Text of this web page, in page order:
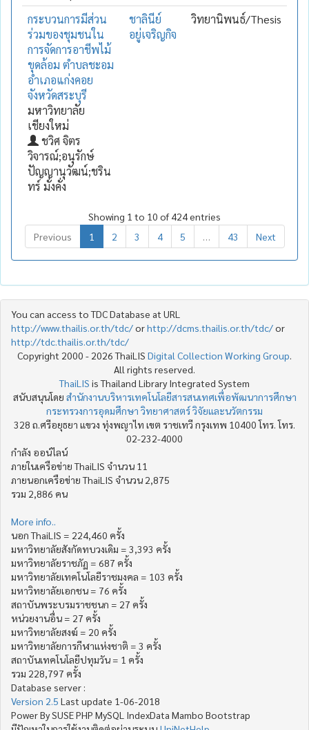
กระบวนการมีส่วน
ร่วมของชุมชนใน
การจัดการอาชีพไม้
ขุดล้อม ตำบลชะอม
อำเภอแก่งคอย
จังหวัดสระบุรี
มหาวิทยาลัย
เชียงใหม่
ชวิศ จิตร
วิจารณ์;อนุรักษ์
ปัญญานุวัฒน์;ชริน
ทร์ มั่งคั่ง
ชาลินีย์
อยู่เจริญกิจ
วิทยานิพนธ์/Thesis
Showing 1 to 10 of 424 entries
Previous
1 2 3 4 5 43 Next
You can access to TDC Database at URL
http://www.thailis.or.th/tdc/orhttp://dcms.thailis.or.th/tdc/or
http://tdc.thailis.or.th/tdc/
Copyright 2000 - 2026 ThaiLIS Digital Collection Working Group
All rights reserved.
ThaiLIS is Thailand Library Integrated System
สนับสนุนโดย สำนักงานบริหารเทคโนโลยีสารสนเทศเพื่อพัฒนาการศึกษา
กระทรวงการอุดมศึกษา วิทยาศาสตร์ วิจัยและนวัตกรรม
328 ถ.ศรีอยุธยา แขวง ทุ่งพญาไท เขต ราชเทวี กรุงเทพ 10400 โทร. โทร.
02-232-4000
กำลัง ออน์ไลน์
ภายในเครือข่าย ThaiLIS จำนวน 11
ภายนอกเครือข่าย ThaiLIS จำนวน 2,875
รวม 2,886 คน
More info..
นอก ThaiLIS = 224,460 ครั้ง
มหาวิทยาลัยสังกัดทบวงเดิม = 3,393 ครั้ง
มหาวิทยาลัยราชภัฏ = 687 ครั้ง
มหาวิทยาลัยเทคโนโลยีราชมงคล = 103 ครั้ง
มหาวิทยาลัยเอกชน = 76 ครั้ง
สถาบันพระบรมราชชนก = 27 ครั้ง
หน่วยงานอื่น = 27 ครั้ง
มหาวิทยาลัยสงฆ์ = 20 ครั้ง
มหาวิทยาลัยการกีฬาแห่งชาติ = 3 ครั้ง
สถาบันเทคโนโลยีปทุมวัน = 1 ครั้ง
รวม 228,797 ครั้ง
Database server :
Version 2.5 Last update 1-06-2018
Power By SUSE PHP MySQL IndexData Mambo Bootstrap